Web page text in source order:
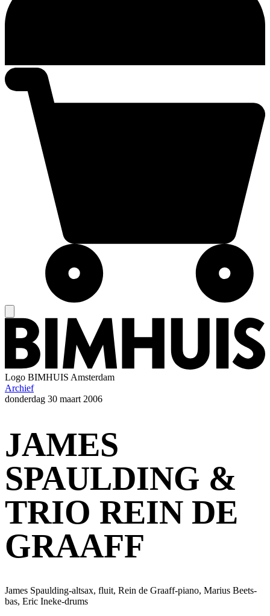
Logo BIMHUIS Amsterdam
Archief
donderdag 30 maart 2006
JAMES
SPAULDING &
TRIO REIN DE
GRAAFF
James Spaulding-altsax, fluit, Rein de Graaff-piano, Marius Beets-
bas, Eric Ineke-drums